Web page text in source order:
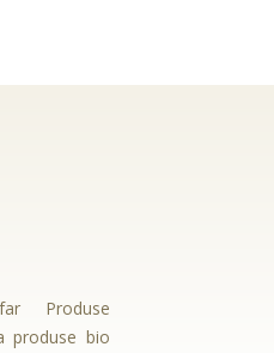
Produse
produse bio